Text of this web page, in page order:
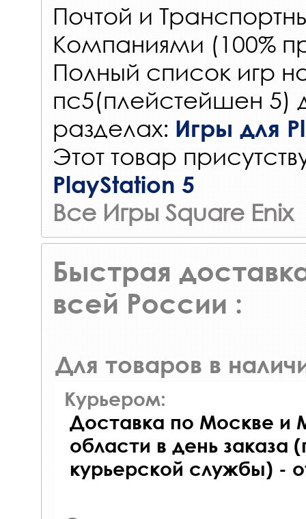
Почтой и
Компаниями (100%
Полный список игр
пс5(плейстейшен 5)
разделах: Игры для
Этот товар
PlayStation 5
Все Игры Square Enix
Быстрая
всей России :
Для товаров в
Курьером:
Доставка по Москве и
области в день заказа
курьерской службы) -